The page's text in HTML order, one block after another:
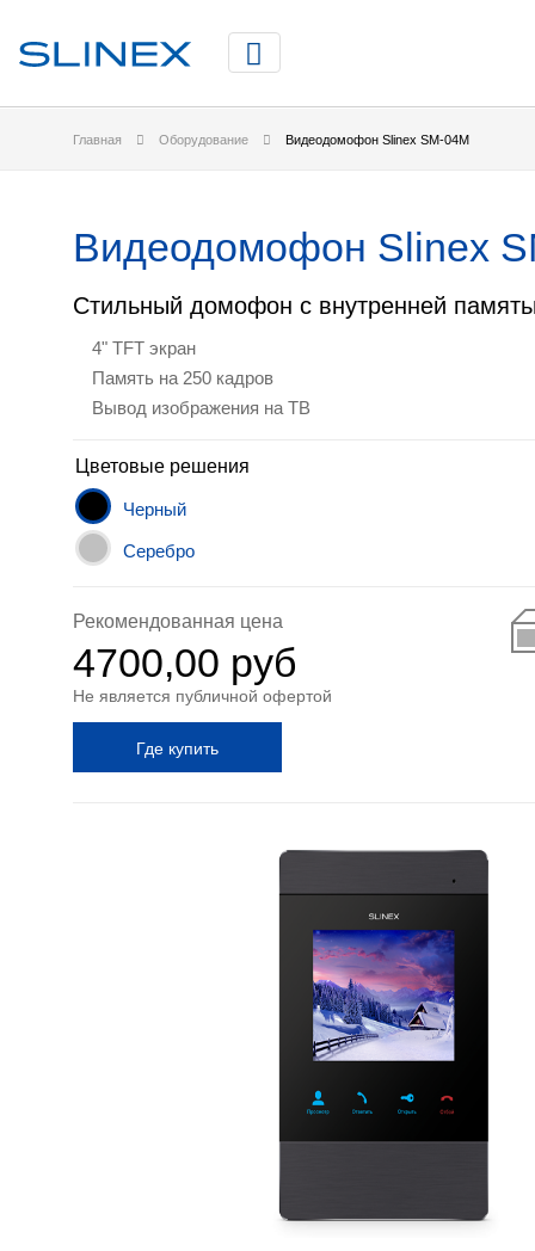
Главная Оборудование Видеодомофон Slinex SM-04M
Видеодомофон Slinex
Стильный домофон с внутренней
4" TFT экран
Память на 250 кадров
Вывод изображения на ТВ
Цветовые решения
Черный
Серебро
Рекомендованная цена
4700,00 руб
Не является публичной офертой
Где купить